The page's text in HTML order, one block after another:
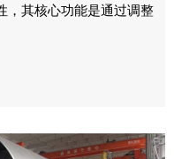
，其核心功能是通过调整